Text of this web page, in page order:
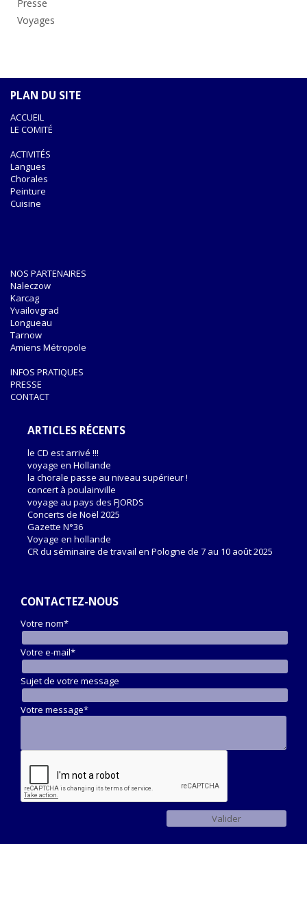
Presse
Voyages
PLAN DU SITE
ACCUEIL
LE COMITÉ
ACTIVITÉS
Langues
Chorales
Peinture
Cuisine
NOS PARTENAIRES
Naleczow
Karcag
Yvailovgrad
Longueau
Tarnow
Amiens Métropole
INFOS PRATIQUES
PRESSE
CONTACT
ARTICLES RÉCENTS
le CD est arrivé !!!
voyage en Hollande
la chorale passe au niveau supérieur !
concert à poulainville
voyage au pays des FJORDS
Concerts de Noël 2025
Gazette N°36
Voyage en hollande
CR du séminaire de travail en Pologne de 7 au 10 août 2025
CONTACTEZ-NOUS
Votre nom*
Votre e-mail*
Sujet de votre message
Votre message*